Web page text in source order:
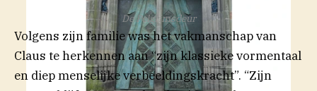
De Pelgrimsdeur
Volgens zijn familie was het vakmanschap van
Claus te herkennen aan “zijn klassieke vormentaal
en diep menselijke verbeeldingskracht”. “Zijn